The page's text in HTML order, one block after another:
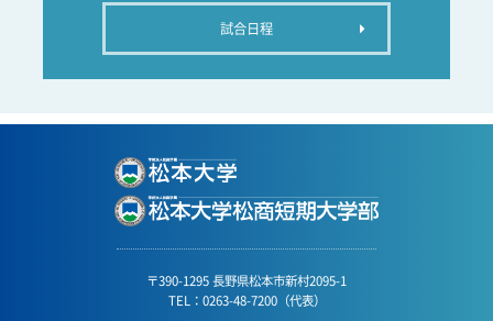
試合日程
〒390-1295 長野県松本市新村2095-1
TEL：0263-48-7200（代表）